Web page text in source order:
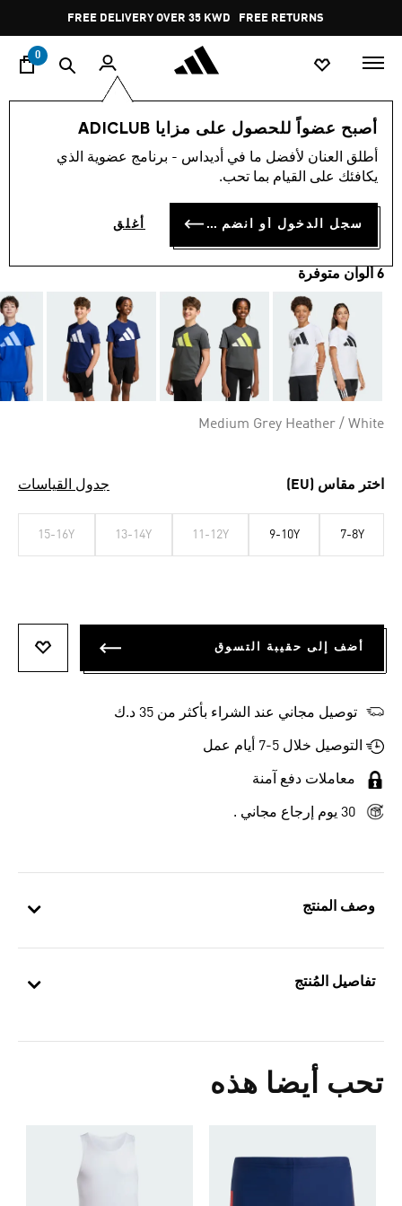
Pause
promotion
rotation
FREE DELIVERY OVER 35 KWD FREE RETURNS
0
أصبح عضواً للحصول على مزايا ADICLUB
أطلق العنان لأفضل ما في أديداس - برنامج عضوية الذي
يكافئك على القيام بما تحب.
سجل الدخول أو انضم الآن أغلق
وصف المنتج
تفاصيل المُنتج
تحب أيضا هذه
الأطفال الملابس
تيشيرت للأطفال ESSENTIALS
KD 7.25
6 ألوان متوفرة
Medium Grey Heather / White
اختر مقاس (EU) جدول القياسات
7-8Y
9-10Y
11-12Y
13-14Y
15-16Y
أضف إلى حقيبة التسوق
توصيل مجاني عند الشراء بأكثر من 35 د.ك
التوصيل خلال 5-7 أيام عمل
معاملات دفع آمنة